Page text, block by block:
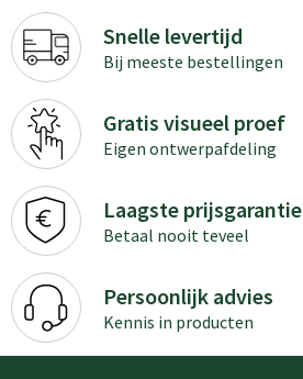
Snelle levertijd
Bij meeste bestellingen
Gratis visueel proef
Eigen ontwerpafdeling
Laagste prijsgarantie
Betaal nooit teveel
Persoonlijk advies
Kennis in producten